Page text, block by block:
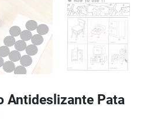
Antideslizante Pata